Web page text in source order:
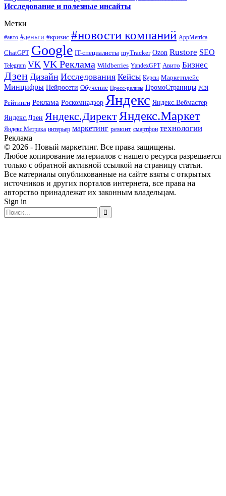
Исследование и полезные инсайты
Метки
#авто #деньги #кризис #новости компаний AppMetrica
ChatGPT Google IT-специалисты myTracker Ozon Rustore SEO
Telegram VK VK Реклама Wildberries YandexGPT Авито Бизнес
Дзен Дизайн Исследования Кейсы Курсы Маркетплейс
Минцифры Нейросети Обучение Пресс-релизы ПромоСтраницы РСЯ
Рейтинги Реклама Роскомнадзор Яндекс Яндекс.Вебмастер
Яндекс.Дзен Яндекс.ДиректЯндекс.Маркет
Яндекс.Метрика интерьер маркетинг ремонт смартфон технологии
Реклама
© 2026 - Новый маркетинг. Все права защищены.
Любое копирование материалов с нашего ресурса разрешается
только с обратной активной ссылкой на страницу статьи.
Все материалы опубликованные на сайте взяты с открытых
источников и других порталов интернета, все права на
авторство принадлежат их законным владельцам.
Sign in